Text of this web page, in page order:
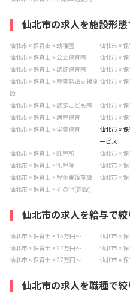
仙北市の求人を施設形
仙北市 × 保育士 × 幼稚園
仙北市 × 保
仙北市 × 保育士 × 公立保育園
仙北市 ×
仙北市 × 保育士 × 認証保育園
仙北市 ×
仙北市 × 保育士 × 児童発達支援施
設
仙北市 ×
仙北市 × 保育士 × 認定こども園
仙北市 ×
仙北市 × 保育士 × 病児保育
仙北市 ×
仙北市 × 保育士 × 学童保育
仙北市 ×
ービス
仙北市 × 保育士 × 託児所
仙北市 ×
仙北市 × 保育士 × 乳児院
仙北市 ×
仙北市 × 保育士 × 児童養護施設
仙北市 ×
仙北市 × 保育士 × その他(施設)
仙北市の求人を給与で絞
仙北市 × 保育士 × 15万円〜
仙北市 ×
仙北市 × 保育士 × 22万円〜
仙北市 ×
仙北市 × 保育士 × 27万円〜
仙北市 ×
仙北市の求人を職種で絞